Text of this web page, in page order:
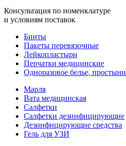
Консультация по номенклатуре
и условиям поставок
Бинты
Пакеты перевязочные
Лейкопластыри
Перчатки медицинские
Одноразовое белье, простыни
Марля
Вата медицинская
Салфетки
Салфетки дезинфицирующие
Дезинфицирующие средства
Гель для УЗИ